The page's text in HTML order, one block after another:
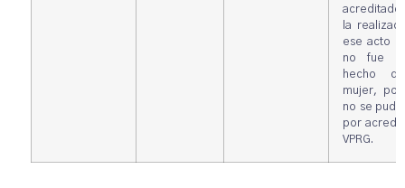
la
ese acto
no fue
hecho
mujer,
no se
por
VPRG.